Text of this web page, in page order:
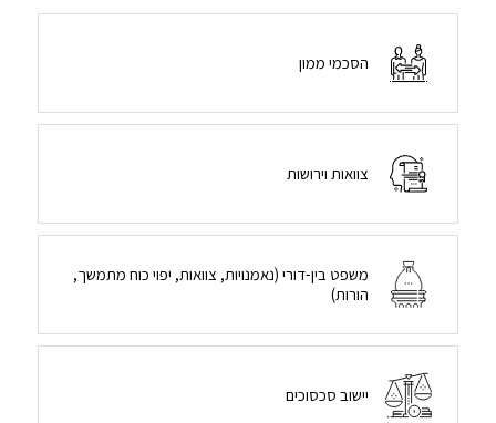
הסכמי ממון
צוואות וירושות
משפט בין-דורי (נאמנויות, צוואות, יפוי כוח מתמשך,
הורות)
יישוב סכסוכים